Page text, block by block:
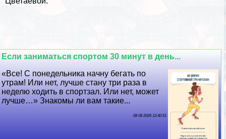
Если заниматься спортом 30 минут в день...
«Все! С понедельника начну бегать по
утрам! Или нет, лучше стану три раза в
неделю ходить в спортзал. Или нет, может
лучше…» Знакомы ли вам такие...
08 08 2026 12:40:51